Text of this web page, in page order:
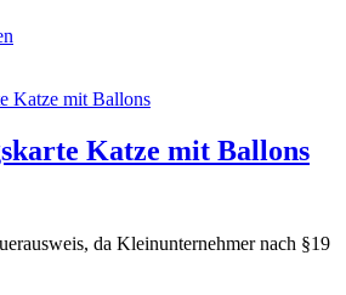
Katze mit Ballons
da Kleinunternehmer nach §19